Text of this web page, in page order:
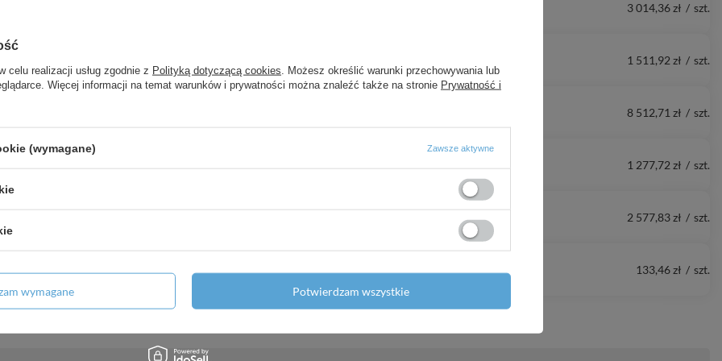
3 014,36 zł / szt.
podtynkowa, Biały Matowy 1 511,92 zł / szt.
ściennym, Czarny Chrom
8 512,71 zł / szt.
120/120, podtynkowy,
1 277,72 zł / szt.
z lewej strony, Brąz
2 577,83 zł / szt.
133,46 zł / szt.
celu realizacji usług zgodnie z Polityką dotyczącą cookies . Możesz określić warunki przechowywania lub
Więcej informacji na temat warunków i prywatności można znaleźć także na stronie Prywatność i
(wymagane) Zawsze aktywne
wymagane Potwierdzam wszystkie